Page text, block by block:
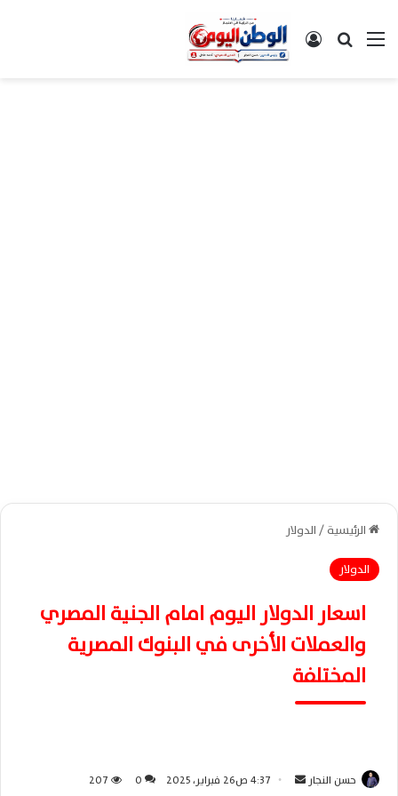
القائمةبحث عن تسجيل الدخول
الرئيسية/الدولار
الدولار
اسعار الدولار اليوم امام الجنية المصري
والعملات الأخرى في البنوك المصرية
المختلفة
حسن النجار 4:37 ص26 فبراير، 2025 0
207